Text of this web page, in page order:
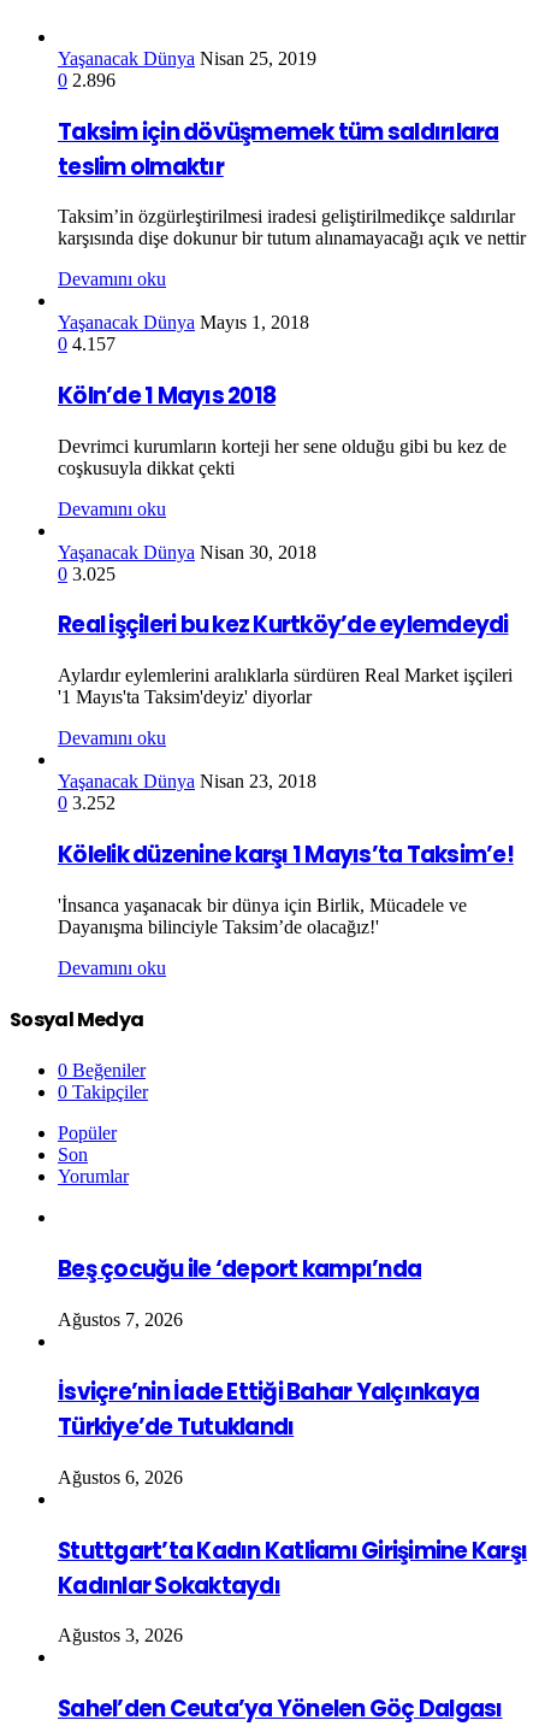
Yaşanacak Dünya Nisan 25, 2019
0 2.896
Taksim için dövüşmemek tüm saldırılara
teslim olmaktır
Taksim’in özgürleştirilmesi iradesi geliştirilmedikçe saldırılar
karşısında dişe dokunur bir tutum alınamayacağı açık ve nettir
Devamını oku
Yaşanacak Dünya Mayıs 1, 2018
0 4.157
Köln’de 1 Mayıs 2018
Devrimci kurumların korteji her sene olduğu gibi bu kez de
coşkusuyla dikkat çekti
Devamını oku
Yaşanacak Dünya Nisan 30, 2018
0 3.025
Real işçileri bu kez Kurtköy’de eylemdeydi
Aylardır eylemlerini aralıklarla sürdüren Real Market işçileri
'1 Mayıs'ta Taksim'deyiz' diyorlar
Devamını oku
Yaşanacak Dünya Nisan 23, 2018
0 3.252
Kölelik düzenine karşı 1 Mayıs’ta Taksim’e!
'İnsanca yaşanacak bir dünya için Birlik, Mücadele ve
Dayanışma bilinciyle Taksim’de olacağız!'
Devamını oku
Sosyal Medya
0 Beğeniler
0 Takipçiler
Popüler
Son
Yorumlar
Beş çocuğu ile ‘deport kampı’nda
Ağustos 7, 2026
İsviçre’nin İade Ettiği Bahar Yalçınkaya
Türkiye’de Tutuklandı
Ağustos 6, 2026
Stuttgart’ta Kadın Katliamı Girişimine Karşı
Kadınlar Sokaktaydı
Ağustos 3, 2026
Sahel’den Ceuta’ya Yönelen Göç Dalgası